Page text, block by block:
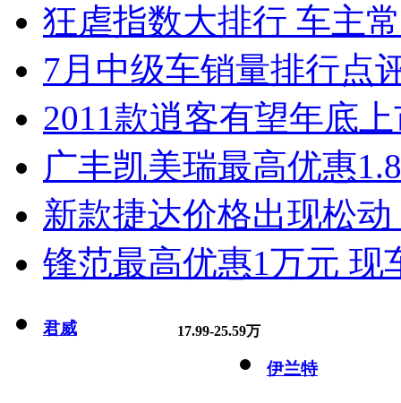
狂虐指数大排行 车主
7月中级车销量排行点
2011款逍客有望年底
广丰凯美瑞最高优惠
新款捷达价格出现松
锋范最高优惠1万元 现
君威 17.99-25.59万
伊兰特